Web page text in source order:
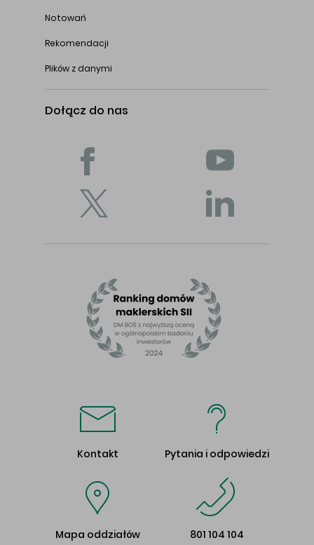
Notowań
Rekomendacji
Plików z danymi
Dołącz do nas
Kontakt Pytania i odpowiedzi
Mapa oddziałów 801 104 104